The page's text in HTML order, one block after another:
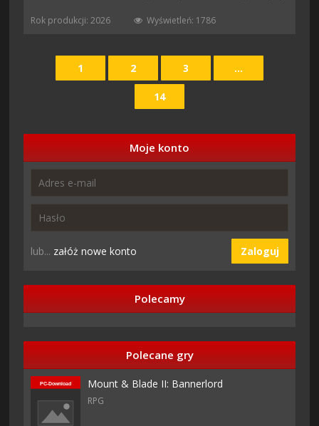
Rok produkcji: 2026 Wyświetleń: 1786
1 2 3 ...
14
Moje konto
lub... załóż nowe konto Zaloguj
Polecamy
Polecane gry
Mount & Blade II: Bannerlord
RPG